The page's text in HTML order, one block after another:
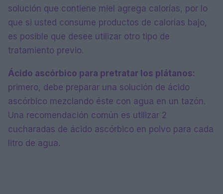
solución que contiene miel agrega calorías, por lo
que si usted consume productos de calorías bajo,
es posible que desee utilizar otro tipo de
tratamiento previo.
Ácido ascórbico para pretratar los plátanos:
primero, debe preparar una solución de ácido
ascórbico mezclando éste con agua en un tazón.
Una recomendación común es utilizar 2
cucharadas de ácido ascórbico en polvo para cada
litro de agua.